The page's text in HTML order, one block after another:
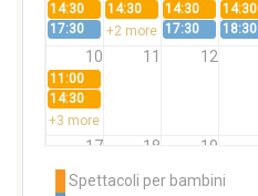
14:30
14:30 14:30 14:30
17:30
+2 more 17:30 18:30
10 11 12
11:00
14:30
+3 more
17 18 19
11:00
14:30
14:30 14:30 14:30
Spettacoli per bambini